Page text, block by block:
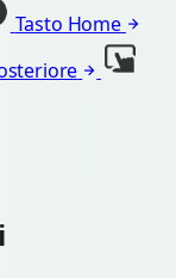
Tasto Home